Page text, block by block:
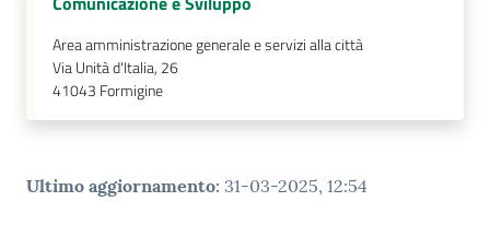
Area amministrazione generale e servizi alla città
Via Unità d'Italia, 26
41043 Formigine
Ultimo aggiornamento: 31-03-2025, 12:54